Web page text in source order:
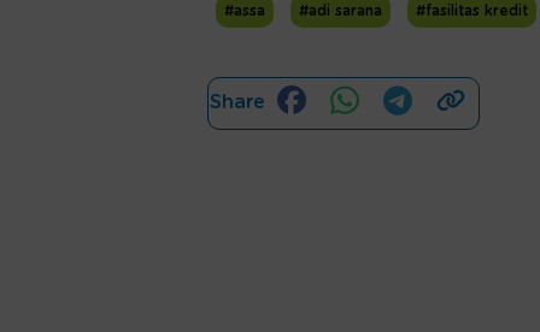
#assa #adi sarana #fasilitas kredit
Share